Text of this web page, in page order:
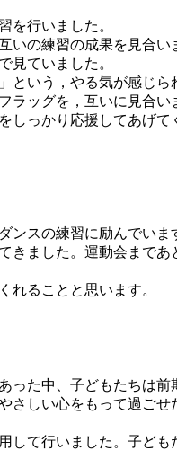
を行いました。
の練習の成果を見合い
見ていました。
いう，やる気が感じら
ッグを，互いに見合い
っかり応援してあげて
スの練習に励んでい
きました。運動会まで
ることと思います。
た中、子どもたちは
さしい心をもって過ご
て行いました。子ど